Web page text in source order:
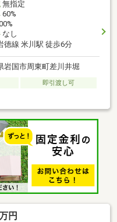
無指定
60%
なし
徳線 米川駅 徒歩6分
岩国市周東町差川井堀
即引渡し可
円